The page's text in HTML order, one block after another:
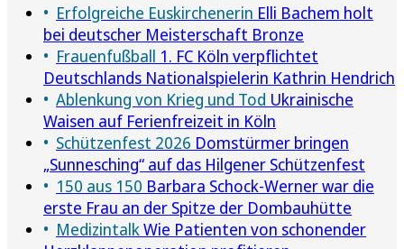
Erfolgreiche Euskirchenerin Elli Bachem holt
bei deutscher Meisterschaft Bronze
Frauenfußball 1. FC Köln verpflichtet
Deutschlands Nationalspielerin Kathrin Hendrich
Ablenkung von Krieg und Tod Ukrainische
Waisen auf Ferienfreizeit in Köln
Schützenfest 2026 Domstürmer bringen
„Sunnesching“ auf das Hilgener Schützenfest
150 aus 150 Barbara Schock-Werner war die
erste Frau an der Spitze der Dombauhütte
MedizintalkWie Patienten von schonender